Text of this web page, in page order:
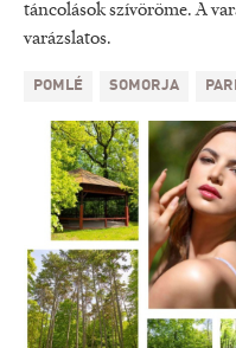
táncolások szívöröme. A
varázslatos.
POMLÉ SOMORJA